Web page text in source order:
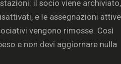
il socio viene archiviato,
e le assegnazioni attive
vengono rimosse. Così
e non devi aggiornare nulla